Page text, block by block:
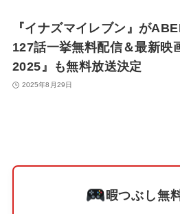
『イナズマイレブン』が
127話一挙無料配信＆最新映
2025』も無料放送決定
2025年8月29日
暇つぶし無